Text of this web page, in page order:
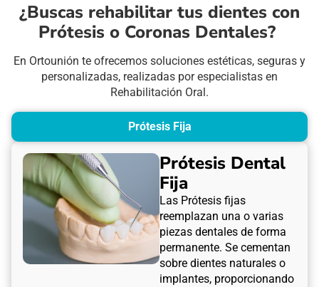
¿Buscas rehabilitar tus dientes con
Prótesis o Coronas Dentales?
En Ortounión te ofrecemos soluciones estéticas, seguras y
personalizadas, realizadas por especialistas en
Rehabilitación Oral.
Prótesis Fija
Prótesis Dental
Fija
Las Prótesis fijas
reemplazan una o varias
piezas dentales de forma
permanente. Se cementan
sobre dientes naturales o
implantes, proporcionando